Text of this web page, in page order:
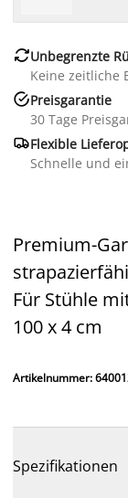
Unbegrenzte
Keine zeitliche
Preisgarantie
30 Tage
Flexible
Schnelle und
Premium-
Für Stühle
100 x 4 cm
Artikelnummer:
Spezifikationen